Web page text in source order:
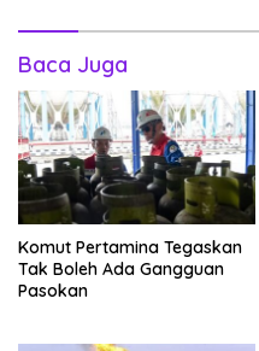
Baca Juga
Komut Pertamina Tegaskan
Tak Boleh Ada Gangguan
Pasokan